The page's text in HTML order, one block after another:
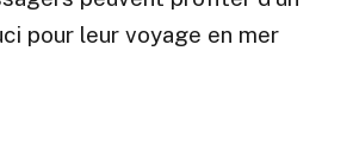
pour leur voyage en mer